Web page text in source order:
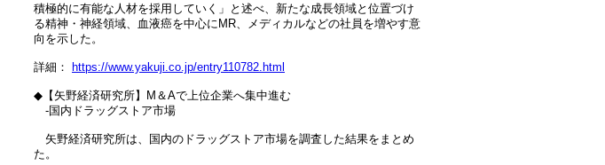
積極的に有能な人材を採用していく」と述べ、新たな成長領域と位置づけ
る精神・神経領域、血液癌を中心にMR、メディカルなどの社員を増やす意
向を示した。
詳細： https://www.yakuji.co.jp/entry110782.html
◆【矢野経済研究所】M＆Aで上位企業へ集中進む
‐国内ドラッグストア市場
矢野経済研究所は、国内のドラッグストア市場を調査した結果をまとめ
た。